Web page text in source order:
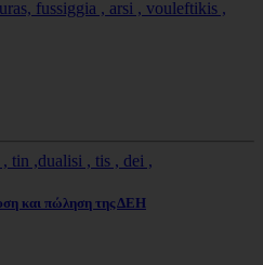
και πώληση της ΔΕΗ